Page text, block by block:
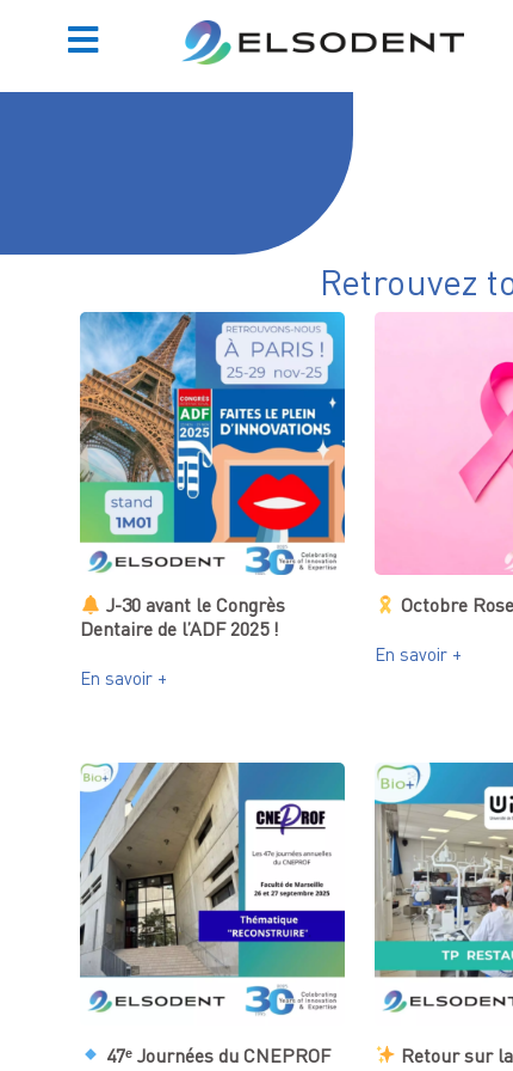
Retrouvez
J-30 avant le Congrès
Dentaire de l’ADF 2025 !
En savoir +
Octobre Rose
En savoir +
47ᵉ Journées du CNEPROF
Retour sur